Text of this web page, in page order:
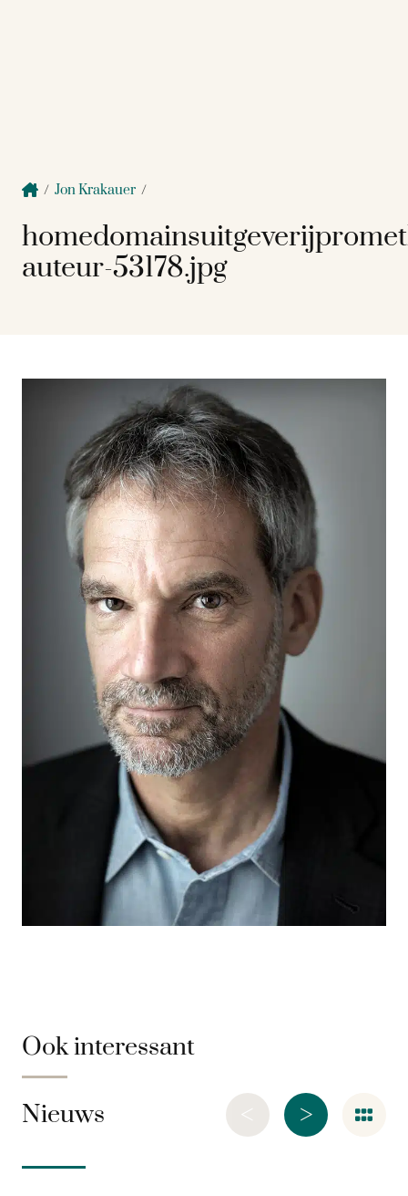
/ Jon Krakauer /
auteur-53178.jpg
Ook interessant
Nieuws >
<